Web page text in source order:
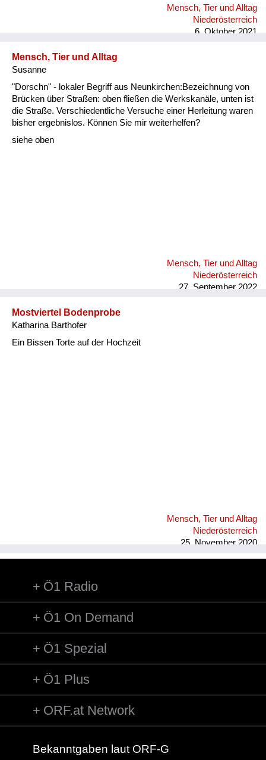
Mensch, Tier und Alltag
Niederösterreich
6. Oktober 2021
Mensch, Tier und Alltag
Susanne
"Dorschn" - lokaler Begriff aus Neunkirchen:Bezeichnung von
Brücken über Straßen: oben fließen die Werkskanäle, unten ist
die Straße. Verschiedentliche Versuche einer Herleitung waren
bisher ergebnislos. Können Sie mir weiterhelfen?
siehe oben
Mensch, Tier und Alltag
Niederösterreich
27. September 2022
Mostviertel Bodenprobe
Katharina Barthofer
Ein Bissen Torte auf der Hochzeit
Mensch, Tier und Alltag
Niederösterreich
25. November 2020
Ö1 Radio
Ö1 On Demand
Ö1 Spezial
Ö1 Plus
ORF.at Network
Bekanntgaben laut ORF-G